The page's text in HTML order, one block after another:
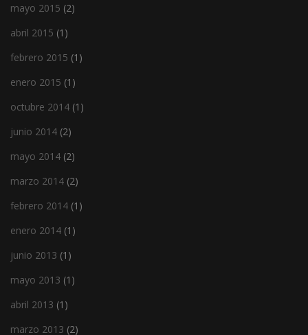
mayo 2015 (2)
abril 2015 (1)
febrero 2015 (1)
enero 2015 (1)
octubre 2014 (1)
junio 2014 (2)
mayo 2014 (2)
marzo 2014 (2)
febrero 2014 (1)
enero 2014 (1)
junio 2013 (1)
mayo 2013 (1)
abril 2013 (1)
marzo 2013 (2)